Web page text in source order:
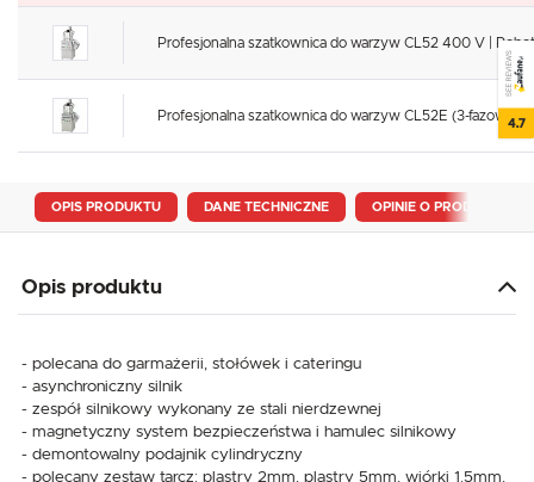
Profesjonalna szatkownica do warzyw CL52 400 V | Robot
Profesjonalna szatkownica do warzyw CL52E (3-fazowa) |
OPIS PRODUKTU DANE TECHNICZNE OPINIE O PRODUKCIE
Opis produktu
- polecana do garmażerii, stołówek i cateringu
- asynchroniczny silnik
- zespół silnikowy wykonany ze stali nierdzewnej
- magnetyczny system bezpieczeństwa i hamulec silnikowy
- demontowalny podajnik cylindryczny
- polecany zestaw tarcz: plastry 2mm, plastry 5mm, wiórki 1.5mm,
SEE REVIEWS
4.7